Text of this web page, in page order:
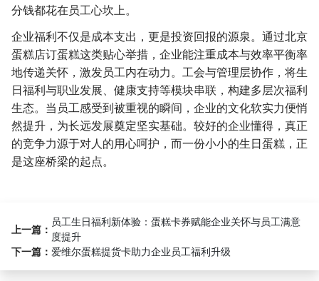
分钱都花在员工心坎上。
企业福利不仅是成本支出，更是投资回报的源泉。通过北京
蛋糕店订蛋糕这类贴心举措，企业能注重成本与效率平衡率
地传递关怀，激发员工内在动力。工会与管理层协作，将生
日福利与职业发展、健康支持等模块串联，构建多层次福利
生态。当员工感受到被重视的瞬间，企业的文化软实力便悄
然提升，为长远发展奠定坚实基础。较好的企业懂得，真正
的竞争力源于对人的用心呵护，而一份小小的生日蛋糕，正
是这座桥梁的起点。
上一篇：
员工生日福利新体验：蛋糕卡券赋能企业关怀与员工满意
度提升
下一篇： 爱维尔蛋糕提货卡助力企业员工福利升级